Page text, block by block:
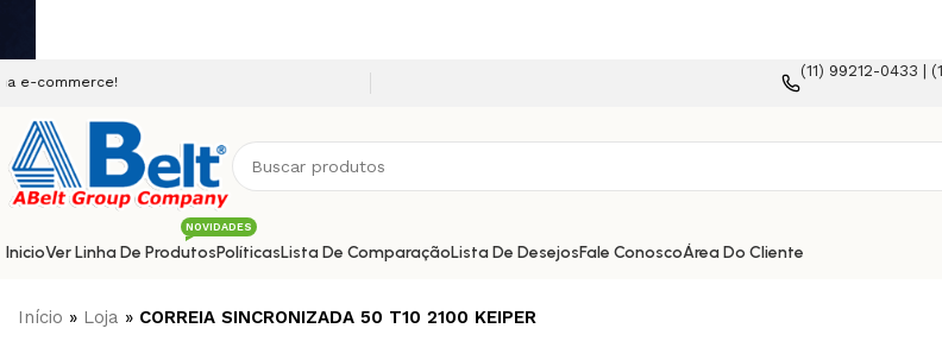
(11) 99212-0433 |
InicioVer Linha De Produtos
NOVIDADES
PolíticasLista De ComparaçãoLista De DesejosFale ConoscoÁrea Do Cliente
Início » Loja » CORREIA SINCRONIZADA 50 T10 2100 KEIPER